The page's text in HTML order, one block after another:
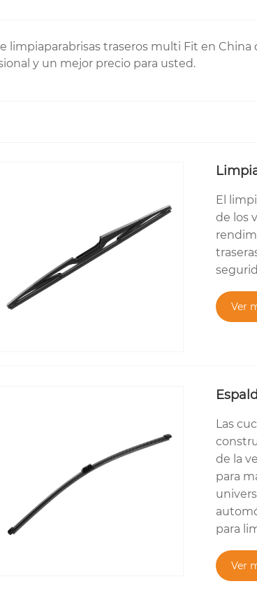
limpiaparabrisas traseros multi Fit en
y un mejor precio para usted.
El
de los
Ver
Las
de la
para
para
Ver